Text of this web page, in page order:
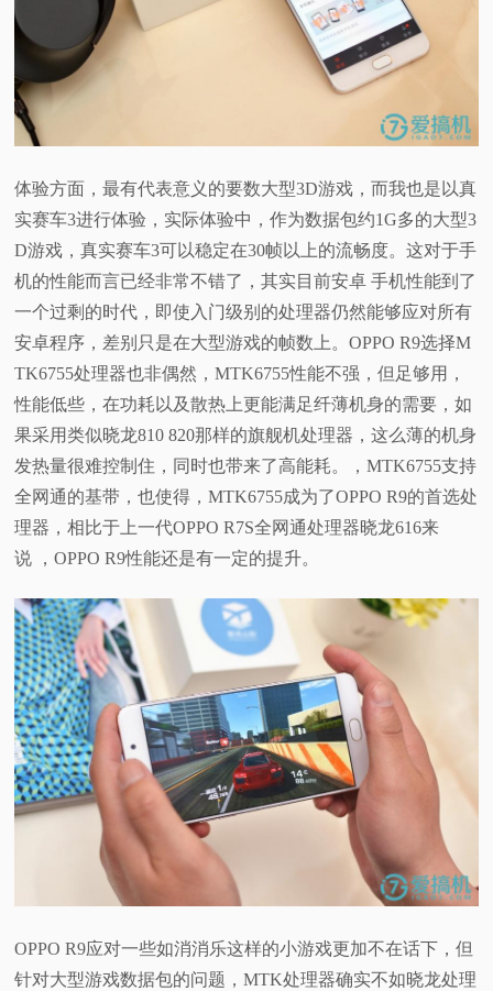
体验方面，最有代表意义的要数大型3D游戏，而我也是以真
实赛车3进行体验，实际体验中，作为数据包约1G多的大型3
D游戏，真实赛车3可以稳定在30帧以上的流畅度。这对于手
机的性能而言已经非常不错了，其实目前安卓 手机性能到了
一个过剩的时代，即使入门级别的处理器仍然能够应对所有
安卓程序，差别只是在大型游戏的帧数上。OPPO R9选择M
TK6755处理器也非偶然，MTK6755性能不强，但足够用，
性能低些，在功耗以及散热上更能满足纤薄机身的需要，如
果采用类似晓龙810 820那样的旗舰机处理器，这么薄的机身
发热量很难控制住，同时也带来了高能耗。，MTK6755支持
全网通的基带，也使得，MTK6755成为了OPPO R9的首选处
理器，相比于上一代OPPO R7S全网通处理器晓龙616来
说 ，OPPO R9性能还是有一定的提升。
OPPO R9应对一些如消消乐这样的小游戏更加不在话下，但
针对大型游戏数据包的问题，MTK处理器确实不如晓龙处理